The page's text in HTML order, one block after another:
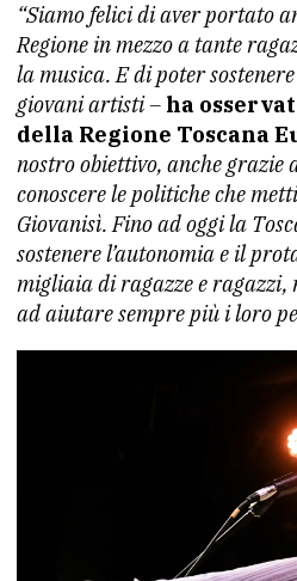
“Siamo felici di aver portato
Regione in mezzo a tante
la musica. E di poter
giovani artisti – ha
della Regione Toscana
nostro obiettivo, anche grazie
conoscere le politiche che
Giovanisì. Fino ad oggi la
sostenere l’autonomia e il
migliaia di ragazze e
ad aiutare sempre più i loro